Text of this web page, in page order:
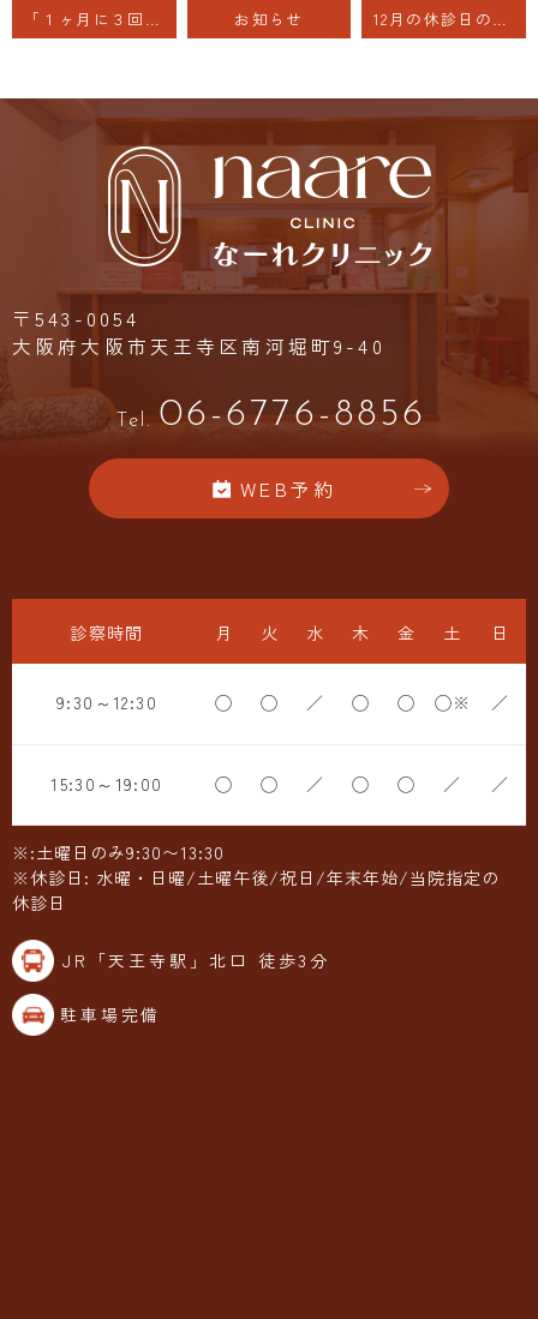
「１ヶ月に３回の月経」無排卵症にはホルモン療法 お知らせ 12月の休診日のお知らせ
〒543-0054
大阪府大阪市天王寺区南河堀町9-40
Tel. 06-6776-8856
WEB予約
診察時間 月 火 水 木 金 土 日
9:30～12:30 ◯ ◯ ／ ◯ ◯ ◯※ ／
15:30～19:00 ◯ ◯ ／ ◯ ◯ ／ ／
※:土曜日のみ9:30〜13:30
※休診日: 水曜・日曜/土曜午後/祝日/年末年始/当院指定の
休診日
JR「天王寺駅」北口 徒歩3分
駐車場完備